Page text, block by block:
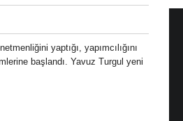
yaptığı, yapımcılığını
başlandı. Yavuz Turgul yeni
Sineması: Jane Campion